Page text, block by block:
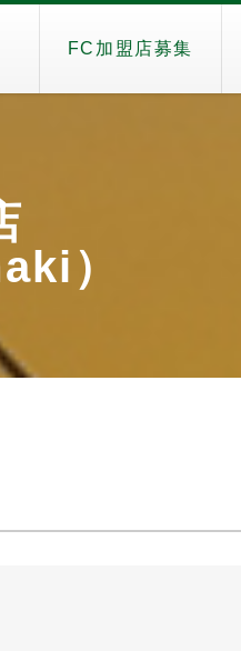
FC加盟店募集
）